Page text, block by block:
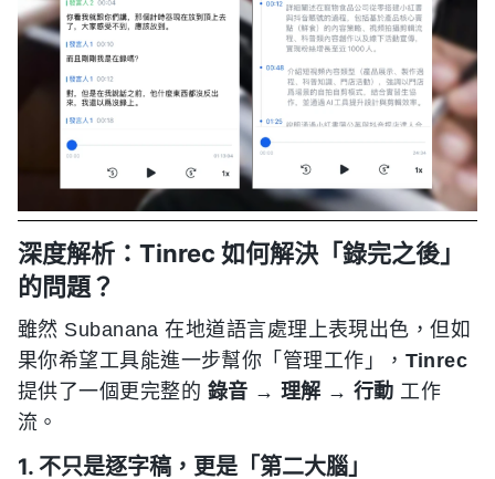
深度解析：Tinrec 如何解決「錄完之後」
的問題？
雖然 Subanana 在地道語言處理上表現出色，但如
果你希望工具能進一步幫你「管理工作」， Tinrec
提供了一個更完整的 錄音 → 理解 → 行動 工作
流。
1. 不只是逐字稿，更是「第二大腦」